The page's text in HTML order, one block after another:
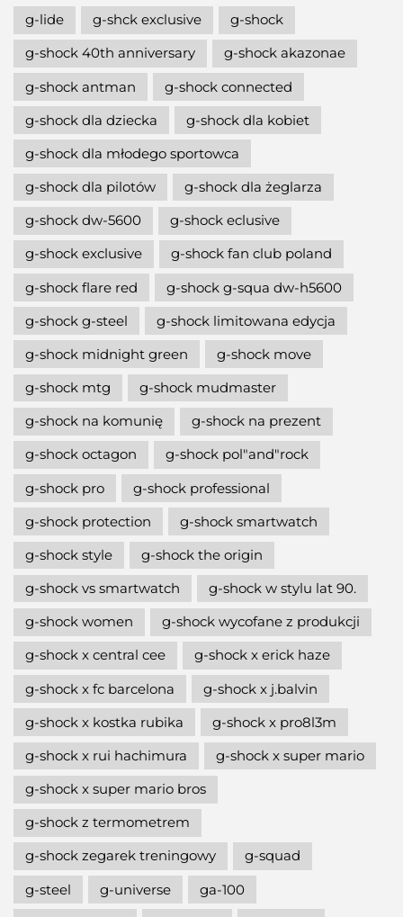
g-lide
g-shck exclusive
g-shock
g-shock 40th anniversary
g-shock akazonae
g-shock antman
g-shock connected
g-shock dla dziecka
g-shock dla kobiet
g-shock dla młodego sportowca
g-shock dla pilotów
g-shock dla żeglarza
g-shock dw-5600
g-shock eclusive
g-shock exclusive
g-shock fan club poland
g-shock flare red
g-shock g-squa dw-h5600
g-shock g-steel
g-shock limitowana edycja
g-shock midnight green
g-shock move
g-shock mtg
g-shock mudmaster
g-shock na komunię
g-shock na prezent
g-shock octagon
g-shock pol"and"rock
g-shock pro
g-shock professional
g-shock protection
g-shock smartwatch
g-shock style
g-shock the origin
g-shock vs smartwatch
g-shock w stylu lat 90.
g-shock women
g-shock wycofane z produkcji
g-shock x central cee
g-shock x erick haze
g-shock x fc barcelona
g-shock x j.balvin
g-shock x kostka rubika
g-shock x pro8l3m
g-shock x rui hachimura
g-shock x super mario
g-shock x super mario bros
g-shock z termometrem
g-shock zegarek treningowy
g-squad
g-steel
g-universe
ga-100